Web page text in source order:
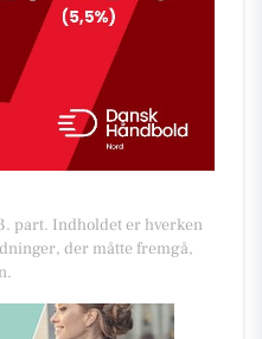
part. Indholdet er hverken
der måtte fremgå,